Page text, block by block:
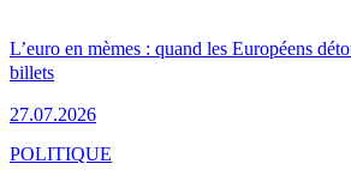
L’euro en mèmes : quand les Européens
billets
27.07.2026
POLITIQUE